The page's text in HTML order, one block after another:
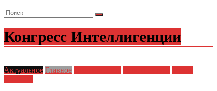
Конгресс Интеллигенции
Актуальное Главное